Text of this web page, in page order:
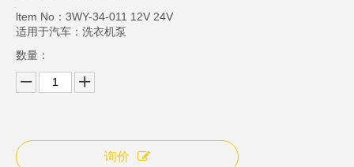
ltem No：3WY-34-011 12V 24V
适用于汽车：洗衣机泵
数量：
询价